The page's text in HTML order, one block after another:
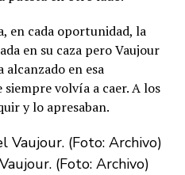
en cada oportunidad, la
en su caza pero Vaujour
alcanzado en esa
volvía a caer. A los
y lo apresaban.
(Foto: Archivo)